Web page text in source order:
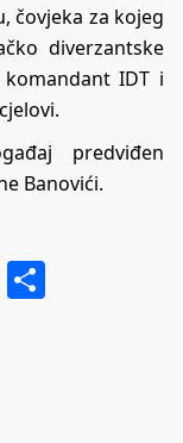
čovjeka za kojeg
diverzantske
IDT i
predviđen
Banovići.
X